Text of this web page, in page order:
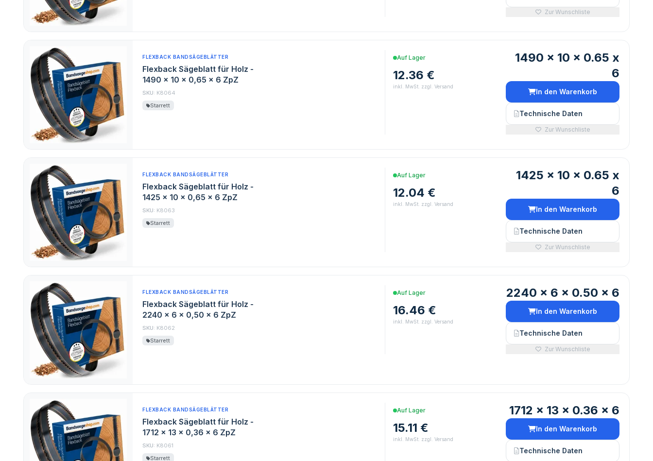
Zur Wunschliste
FLEXBACK BANDSÄGEBLÄTTER
Flexback Sägeblatt für Holz -
1490 x 10 x 0,65 x 6 ZpZ
SKU: K8064
Starrett
Auf Lager
12.36 €
inkl. MwSt. zzgl. Versand
1490 x 10 x 0.65 x
6
In den Warenkorb
Technische Daten
Zur Wunschliste
FLEXBACK BANDSÄGEBLÄTTER
Flexback Sägeblatt für Holz -
1425 x 10 x 0,65 x 6 ZpZ
SKU: K8063
Starrett
Auf Lager
12.04 €
inkl. MwSt. zzgl. Versand
1425 x 10 x 0.65 x
6
In den Warenkorb
Technische Daten
Zur Wunschliste
FLEXBACK BANDSÄGEBLÄTTER
Flexback Sägeblatt für Holz -
2240 x 6 x 0,50 x 6 ZpZ
SKU: K8062
Starrett
Auf Lager
16.46 €
inkl. MwSt. zzgl. Versand
2240 x 6 x 0.50 x 6
In den Warenkorb
Technische Daten
Zur Wunschliste
FLEXBACK BANDSÄGEBLÄTTER
Flexback Sägeblatt für Holz -
1712 x 13 x 0,36 x 6 ZpZ
SKU: K8061
Starrett
Auf Lager
15.11 €
inkl. MwSt. zzgl. Versand
1712 x 13 x 0.36 x 6
In den Warenkorb
Technische Daten